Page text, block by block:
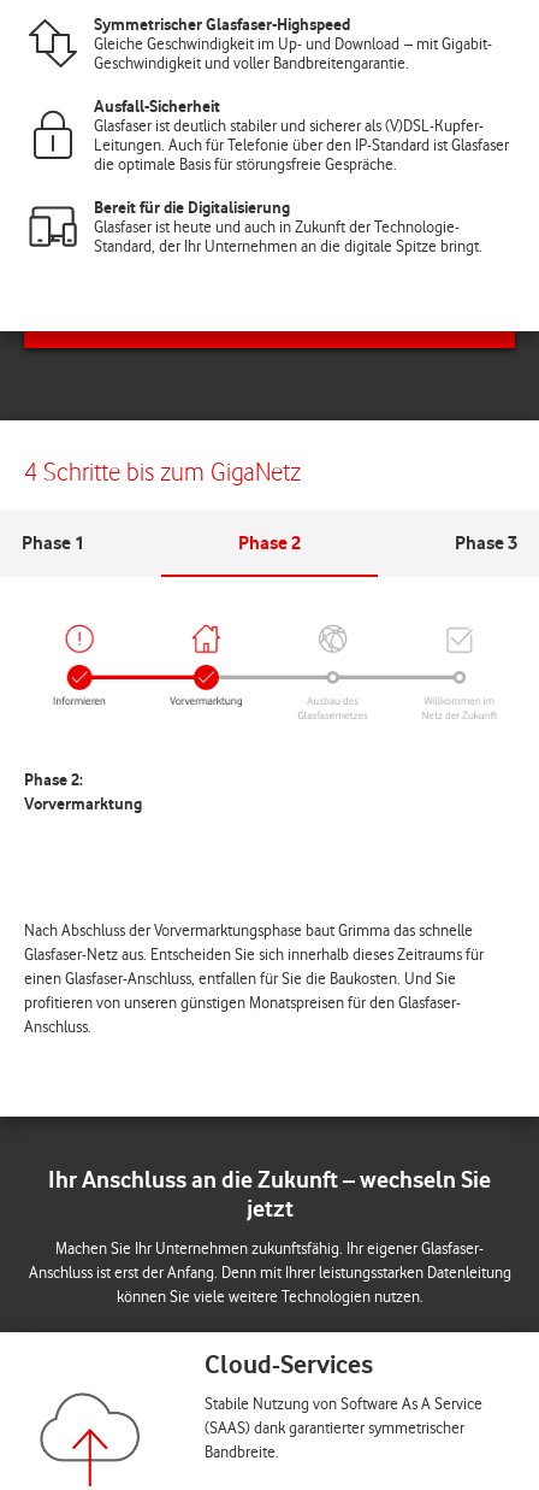
Symmetrischer Glasfaser-Highspeed
Gleiche Geschwindigkeit im Up- und Download – mit Gigabit-
Geschwindigkeit und voller Bandbreitengarantie.
Ausfall-Sicherheit
Glasfaser ist deutlich stabiler und sicherer als (V)DSL-Kupfer-
Leitungen. Auch für Telefonie über den IP-Standard ist Glasfaser
die optimale Basis für störungsfreie Gespräche.
Bereit für die Digitalisierung
Glasfaser ist heute und auch in Zukunft der Technologie-
Standard, der Ihr Unternehmen an die digitale Spitze bringt.
4 Schritte bis zum GigaNetz
Phase 1 Phase 2 Phase 3
Phase 2:
Vorvermarktung
Nach Abschluss der Vorvermarktungsphase baut Grimma das schnelle
Glasfaser-Netz aus. Entscheiden Sie sich innerhalb dieses Zeitraums für
einen Glasfaser-Anschluss, entfallen für Sie die Baukosten. Und Sie
profitieren von unseren günstigen Monatspreisen für den Glasfaser-
Anschluss.
Ihr Anschluss an die Zukunft – wechseln Sie
jetzt
Machen Sie Ihr Unternehmen zukunftsfähig. Ihr eigener Glasfaser-
Anschluss ist erst der Anfang. Denn mit Ihrer leistungsstarken Datenleitung
können Sie viele weitere Technologien nutzen.
Cloud-Services
Stabile Nutzung von Software As A Service
(SAAS) dank garantierter symmetrischer
Bandbreite.